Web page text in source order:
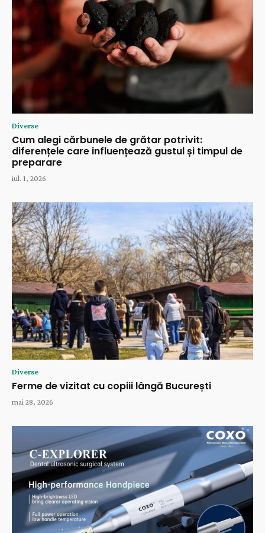
Diverse
Cum alegi cărbunele de grătar potrivit:
diferențele care influențează gustul și timpul de
preparare
iul. 1, 2026
Diverse
Ferme de vizitat cu copiii lângă București
mai 28, 2026